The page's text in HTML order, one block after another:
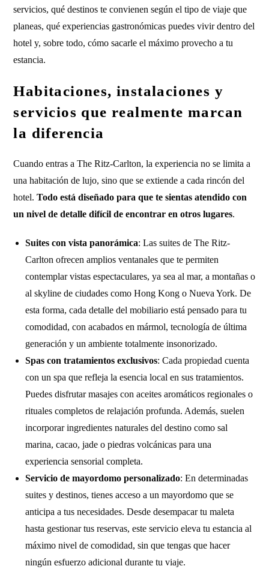
servicios, qué destinos te convienen según el tipo de viaje que
planeas, qué experiencias gastronómicas puedes vivir dentro del
hotel y, sobre todo, cómo sacarle el máximo provecho a tu
estancia.
Habitaciones, instalaciones y
servicios que realmente marcan
la diferencia
Cuando entras a The Ritz-Carlton, la experiencia no se limita a
una habitación de lujo, sino que se extiende a cada rincón del
hotel.Todo está diseñado para que te sientas atendido con
un nivel de detalle difícil de encontrar en otros lugares.
Suites con vista panorámica: Las suites de The Ritz-
Carlton ofrecen amplios ventanales que te permiten
contemplar vistas espectaculares, ya sea al mar, a montañas o
al skyline de ciudades como Hong Kong o Nueva York. De
esta forma, cada detalle del mobiliario está pensado para tu
comodidad, con acabados en mármol, tecnología de última
generación y un ambiente totalmente insonorizado.
Spas con tratamientos exclusivos: Cada propiedad cuenta
con un spa que refleja la esencia local en sus tratamientos.
Puedes disfrutar masajes con aceites aromáticos regionales o
rituales completos de relajación profunda. Además, suelen
incorporar ingredientes naturales del destino como sal
marina, cacao, jade o piedras volcánicas para una
experiencia sensorial completa.
Servicio de mayordomo personalizado: En determinadas
suites y destinos, tienes acceso a un mayordomo que se
anticipa a tus necesidades. Desde desempacar tu maleta
hasta gestionar tus reservas, este servicio eleva tu estancia al
máximo nivel de comodidad, sin que tengas que hacer
ningún esfuerzo adicional durante tu viaje.